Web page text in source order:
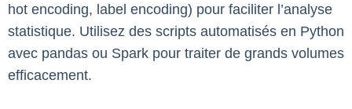
hot encoding, label encoding) pour faciliter l’analyse
statistique. Utilisez des scripts automatisés en Python
avec pandas ou Spark pour traiter de grands volumes
efficacement.